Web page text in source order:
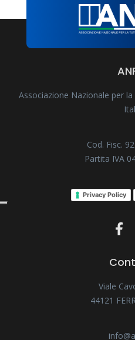
Associazione Nazionale per
Cod. Fisc.
Partita IVA
Privacy Policy
Viale
44121